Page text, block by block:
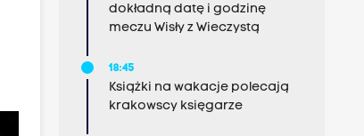
dokładną datę i godzinę
meczu Wisły z Wieczystą
18:45
Książki na wakacje polecają
krakowscy księgarze